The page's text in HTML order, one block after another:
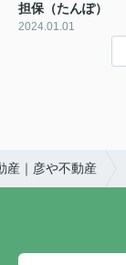
担保（たんぽ）
2024.01.01
産｜彦や不動産